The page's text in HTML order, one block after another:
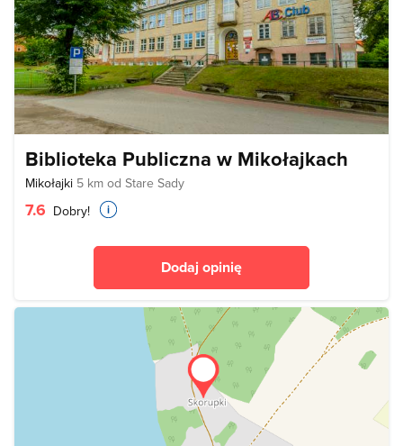
Biblioteka Publiczna w Mikołajkach
Mikołajki 5 km od Stare Sady
7.6 Dobry!
Dodaj opinię